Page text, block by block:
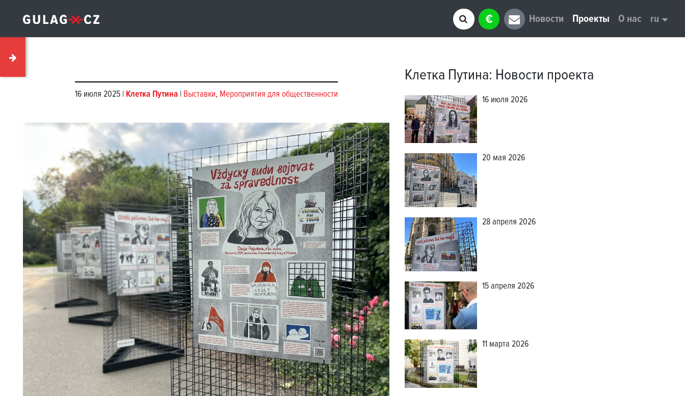
€ Новости Проекты О нас ru
16 июля 2025 | Клетка Путина| Выставки, Мероприятия для общественности
Клетка Путина: Новости проекта
16 июля 2026
20 мая 2026
28 апреля 2026
15 апреля 2026
11 марта 2026